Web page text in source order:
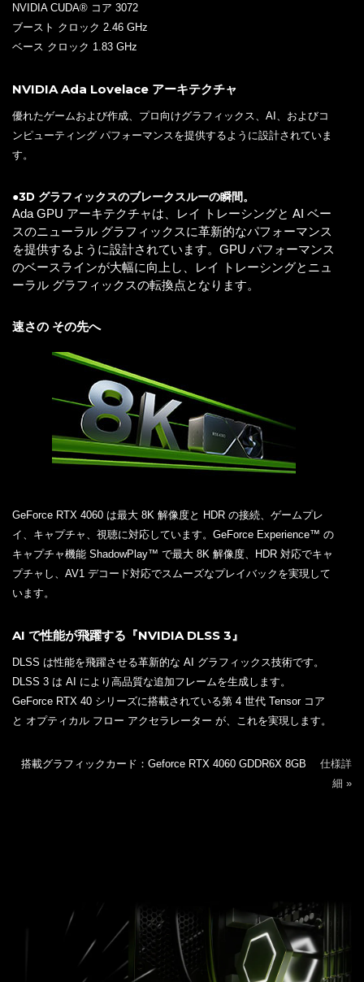
NVIDIA CUDA® コア 3072
ブースト クロック 2.46 GHz
ベース クロック 1.83 GHz
NVIDIA Ada Lovelace アーキテクチャ
優れたゲームおよび作成、プロ向けグラフィックス、AI、およびコ
ンピューティング パフォーマンスを提供するように設計されていま
す。
●3D グラフィックスのブレークスルーの瞬間。
Ada GPU アーキテクチャは、レイ トレーシングと AI ベー
スのニューラル グラフィックスに革新的なパフォーマンス
を提供するように設計されています。GPU パフォーマンス
のベースラインが大幅に向上し、レイ トレーシングとニュ
ーラル グラフィックスの転換点となります。
速さの その先へ
GeForce RTX 4060 は最大 8K 解像度と HDR の接続、ゲームプレ
イ、キャプチャ、視聴に対応しています。GeForce Experience™ の
キャプチャ機能 ShadowPlay™ で最大 8K 解像度、HDR 対応でキャ
プチャし、AV1 デコード対応でスムーズなプレイバックを実現して
います。
AI で性能が飛躍する『NVIDIA DLSS 3』
DLSS は性能を飛躍させる革新的な AI グラフィックス技術です。
DLSS 3 は AI により高品質な追加フレームを生成します。
GeForce RTX 40 シリーズに搭載されている第 4 世代 Tensor コア
と オプティカル フロー アクセラレーター が、これを実現します。
搭載グラフィックカード：Geforce RTX 4060 GDDR6X 8GB 仕様詳
細 »